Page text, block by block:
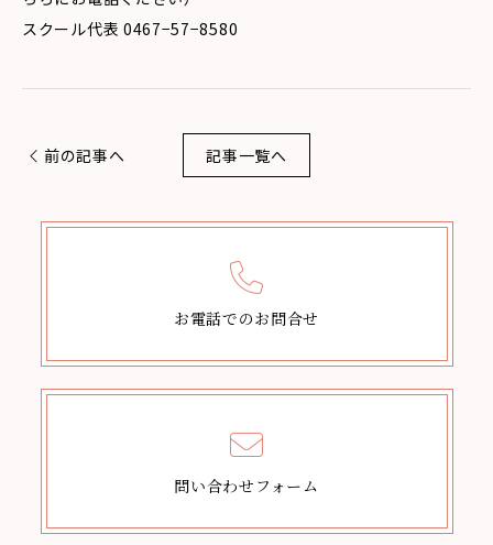
スクール代表 0467−57−8580
前の記事へ 記事一覧へ
お電話でのお問合せ
問い合わせフォーム